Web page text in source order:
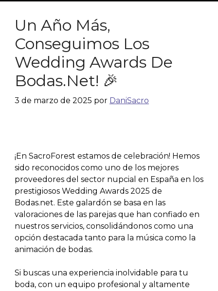
Un Año Más,
Conseguimos Los
Wedding Awards De
Bodas.net! 🎉
3 de marzo de 2025 por DaniSacro
¡En SacroForest estamos de celebración! Hemos
sido reconocidos como uno de los mejores
proveedores del sector nupcial en España en los
prestigiosos Wedding Awards 2025 de
Bodas.net. Este galardón se basa en las
valoraciones de las parejas que han confiado en
nuestros servicios, consolidándonos como una
opción destacada tanto para la música como la
animación de bodas.
Si buscas una experiencia inolvidable para tu
boda, con un equipo profesional y altamente